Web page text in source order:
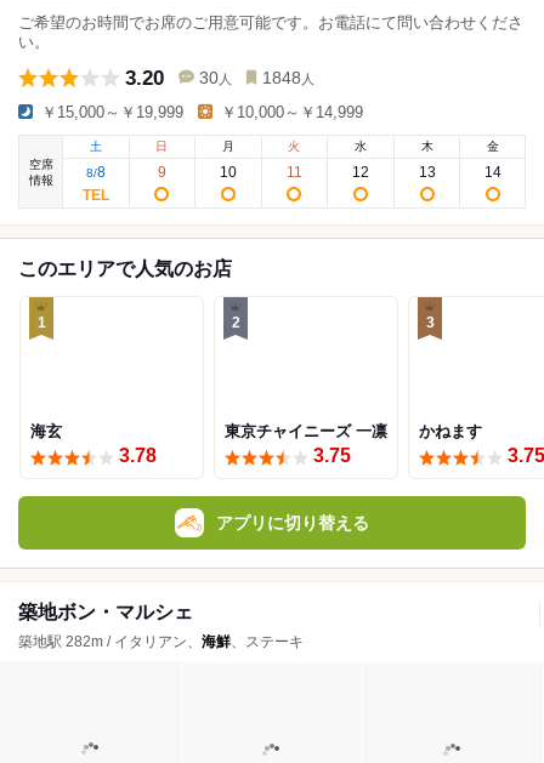
ご希望のお時間でお席のご用意可能です。お電話にて問い合わせくださ
い。
3.20 30 人 1848 人
￥15,000～￥19,999 ￥10,000～￥14,999
空席
情報
土
8/8
日
9
月
10
火
11
水
12
木
13
金
14
このエリアで人気のお店
1
海玄
3.78
2
東京チャイニーズ 一凛
3.75
3
かねます
3.75
アプリに切り替える
築地ボン・マルシェ
築地駅 282m / イタリアン、 海鮮、ステーキ